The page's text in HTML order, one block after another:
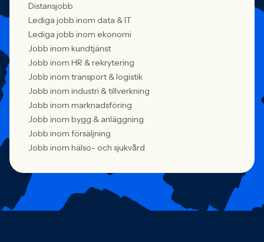
Distansjobb
Lediga jobb inom data & IT
Lediga jobb inom ekonomi
Jobb inom kundtjänst
Jobb inom HR & rekrytering
Jobb inom transport & logistik
Jobb inom industri & tillverkning
Jobb inom marknadsföring
Jobb inom bygg & anläggning
Jobb inom försäljning
Jobb inom hälso- och sjukvård